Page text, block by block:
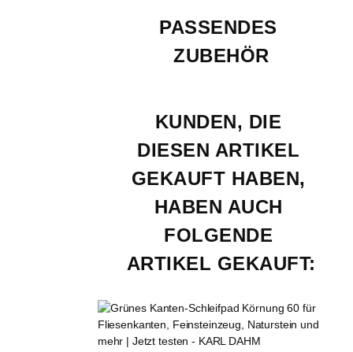
PASSENDES
ZUBEHÖR
KUNDEN, DIE
DIESEN ARTIKEL
GEKAUFT HABEN,
HABEN AUCH
FOLGENDE
ARTIKEL GEKAUFT: